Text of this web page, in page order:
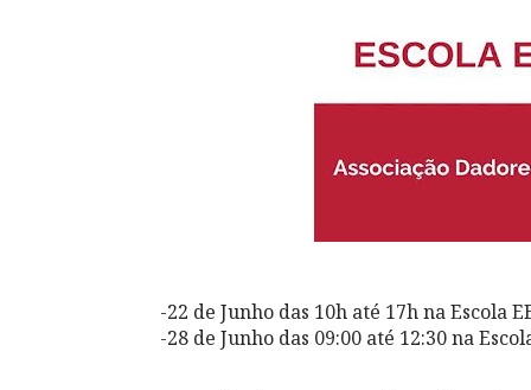
-22 de Junho das 10h até 17h na Escola
-28 de Junho das 09:00 até 12:30 na